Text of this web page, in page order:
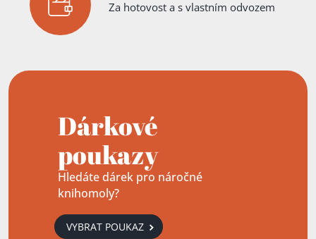
Za hotovost a s vlastním odvozem
Dárkové
poukazy
Hledáte dárek pro náročné
knihomoly?
VYBRAT POUKAZ